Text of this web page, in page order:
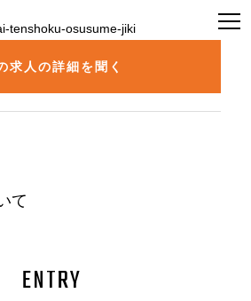
tenshoku-osusume-jiki
求人の詳細を聞く
て
ENTRY